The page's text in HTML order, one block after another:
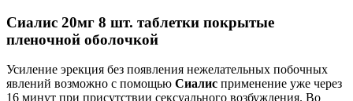
Сиалис 20мг 8 шт. таблетки покрытые
пленочной оболочкой
Усиление эрекция без появления нежелательных побочных
явлений возможно с помощью Сиалис применение уже через
16 минут при присутствии сексуального возбуждения. Во